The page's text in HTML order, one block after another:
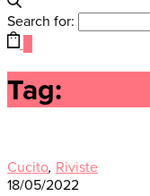
Search for:
Tag:
Cucito, Riviste
18/05/2022